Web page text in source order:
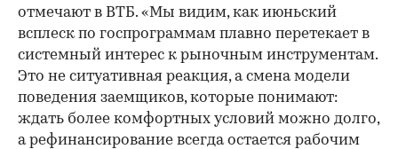
отмечают в ВТБ. «Мы видим, как июньский
всплеск по госпрограммам плавно перетекает в
системный интерес к рыночным инструментам.
Это не ситуативная реакция, а смена модели
поведения заемщиков, которые понимают:
ждать более комфортных условий можно долго,
а рефинансирование всегда остается рабочим